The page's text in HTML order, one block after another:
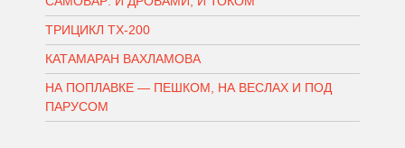
ТРИЦИКЛ ТХ-200
КАТАМАРАН ВАХЛАМОВА
НА ПОПЛАВКЕ — ПЕШКОМ, НА ВЕСЛАХ И ПОД
ПАРУСОМ